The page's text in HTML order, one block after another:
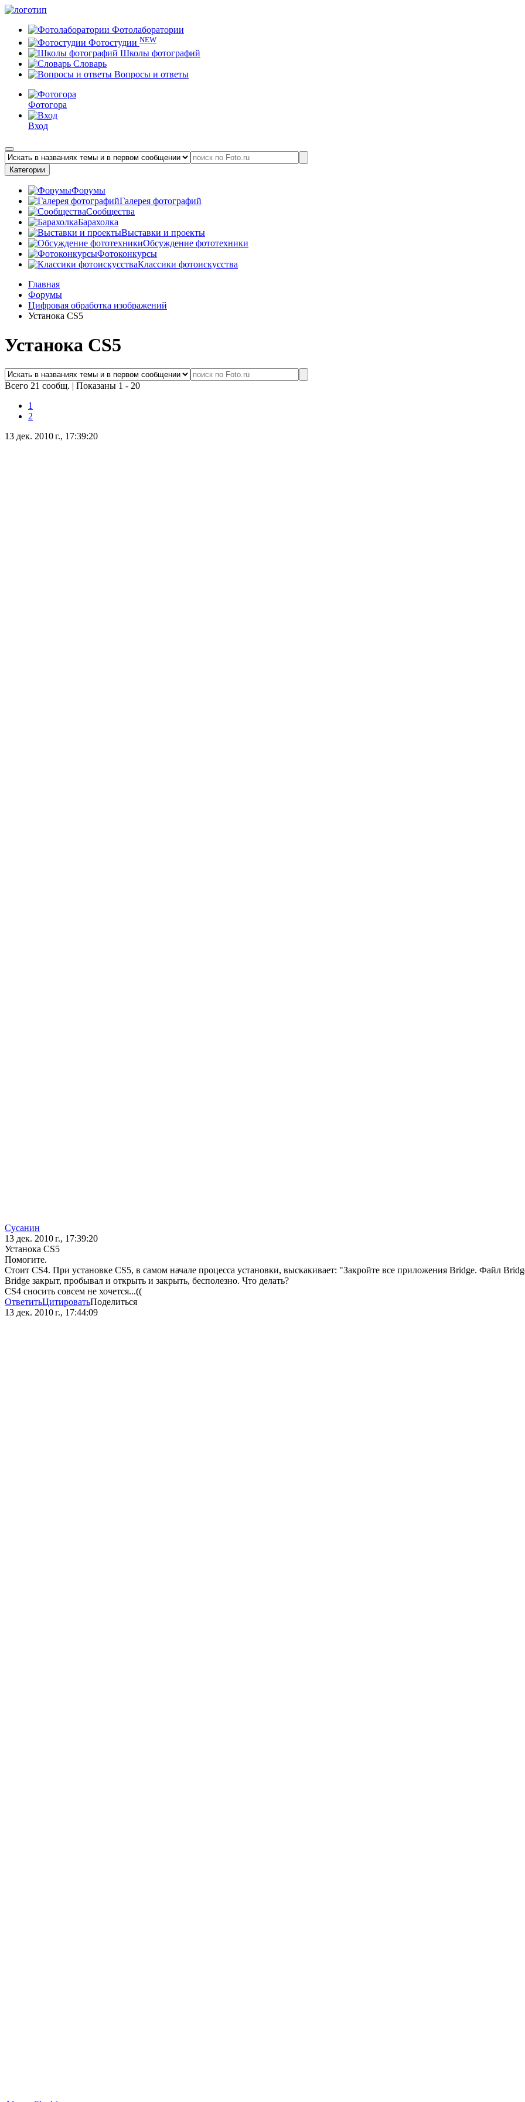
Фотолаборатории
Фотостудии NEW
Школы фотографий
Словарь
Вопросы и ответы
Фотогора
Вход
Категории
Форумы
Галерея фотографий
Сообщества
Барахолка
Выставки и проекты
Обсуждение фототехники
Фотоконкурсы
Классики фотоискусства
Главная
Форумы
Цифровая обработка изображений
Устанока CS5
Устанока CS5
Всего 21 сообщ. | Показаны 1 - 20
1
2
13 дек. 2010 г., 17:39:20
Сусанин
13 дек. 2010 г., 17:39:20
Устанока CS5
Помогите.
Стоит CS4. При установке CS5, в самом начале процесса установки, выскакивает: "Закройте все приложения Bridge. Файл
Bridge закрыт, пробывал и открыть и закрыть, бесполезно. Что делать?
CS4 сносить совсем не хочется...((
ОтветитьЦитироватьПоделиться
13 дек. 2010 г., 17:44:09